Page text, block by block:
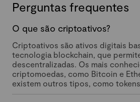
Perguntas frequentes
O que são criptoativos?
Criptoativos são ativos digitais
tecnologia blockchain, que
descentralizadas. Os mais
criptomoedas, como Bitcoin e
existem outros tipos, como